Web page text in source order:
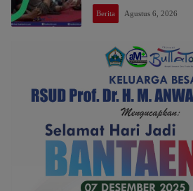
Berita Agustus 6, 2026